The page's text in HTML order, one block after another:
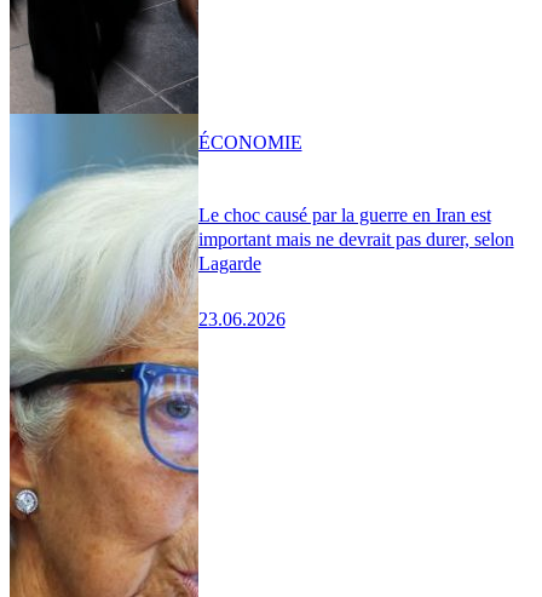
Le choc causé par la guerre en Iran est
important mais ne devrait pas durer, selon
Lagarde
23.06.2026
ÉCONOMIE